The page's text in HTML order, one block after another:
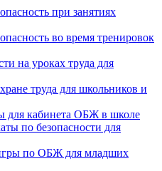
при занятиях
во время тренировок
на уроках труда для
труда для школьников и
для кабинета ОБЖ в школе
по безопасности для
по ОБЖ для младших